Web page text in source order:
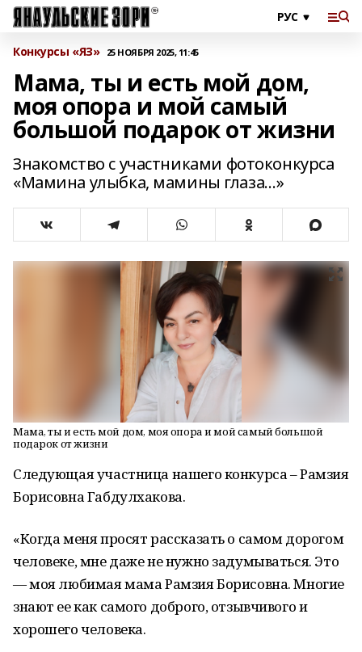
Конкурсы «ЯЗ» 25 НОЯБРЯ 2025, 11:45
Мама, ты и есть мой дом,
моя опора и мой самый
большой подарок от жизни
Знакомство с участниками фотоконкурса
«Мамина улыбка, мамины глаза…»
Мама, ты и есть мой дом, моя опора и мой самый большой
подарок от жизни
Следующая участница нашего конкурса – Рамзия
Борисовна Габдулхакова.
«Когда меня просят рассказать о самом дорогом
человеке, мне даже не нужно задумываться. Это
— моя любимая мама Рамзия Борисовна. Многие
знают ее как самого доброго, отзывчивого и
хорошего человека.